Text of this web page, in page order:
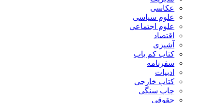
عکاسی
علوم سیاسی
علوم اجتماعی
اقتصاد
آشپزی
کتاب کم یاب
سفرنامه
ادبیات
کتاب خارجی
چاپ سنگی
حقوقی